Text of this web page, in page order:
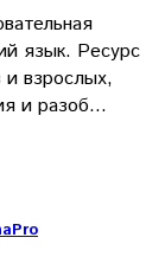
язык. Ресурс
и взрослых,
и разоб…